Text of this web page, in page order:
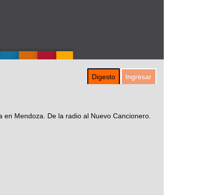
Digesto Ingresar
Mendoza. De la radio al Nuevo Cancionero.